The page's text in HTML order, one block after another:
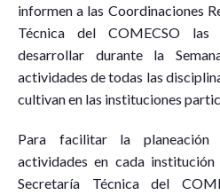
informen a las Coordinaciones
Técnica del COMECSO
desarrollar durante la
actividades de todas las
cultivan en las instituciones
Para facilitar la
actividades en cada
Secretaría Técnica del